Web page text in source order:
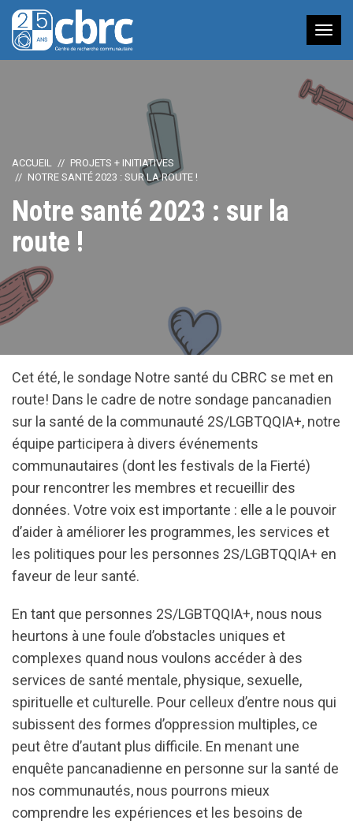
à
ACCUEIL
PROJETS + INITIATIVES
NOTRE SANTÉ 2023 : SUR LA ROUTE !
Notre santé 2023 : sur la
route !
Cet été, le sondage Notre santé du CBRC se met en
route! Dans le cadre de notre sondage pancanadien
sur la santé de la communauté 2S/LGBTQQIA+, notre
équipe participera à divers événements
communautaires (dont les festivals de la Fierté)
pour rencontrer les membres et recueillir des
données. Votre voix est importante : elle a le pouvoir
d’aider à améliorer les programmes, les services et
les politiques pour les personnes 2S/LGBTQQIA+ en
faveur de leur santé.
En tant que personnes 2S/LGBTQQIA+, nous nous
heurtons à une foule d’obstacles uniques et
complexes quand nous voulons accéder à des
services de santé mentale, physique, sexuelle,
spirituelle et culturelle. Pour celleux d’entre nous qui
subissent des formes d’oppression multiples, ce
peut être d’autant plus difficile. En menant une
enquête pancanadienne en personne sur la santé de
nos communautés, nous pourrons mieux
comprendre les expériences et les besoins de